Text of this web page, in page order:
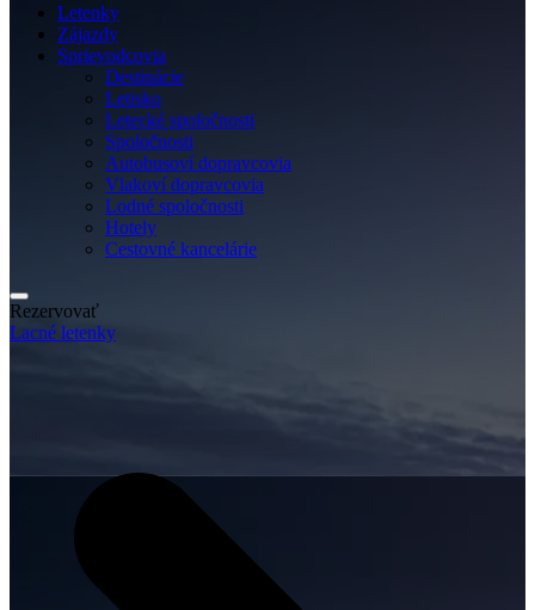
Letenky
Zájazdy
Sprievodcovia
Destinácie
Letisko
Letecké spoločnosti
Spoločnosti
Autobusoví dopravcovia
Vlakoví dopravcovia
Lodné spoločnosti
Hotely
Cestovné kancelárie
Rezervovať
Lacné letenky